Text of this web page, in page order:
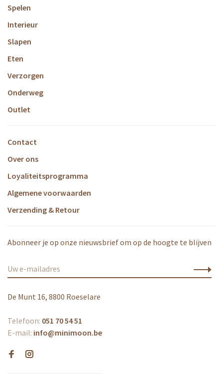
Spelen
Interieur
Slapen
Eten
Verzorgen
Onderweg
Outlet
Contact
Over ons
Loyaliteitsprogramma
Algemene voorwaarden
Verzending & Retour
Abonneer je op onze nieuwsbrief om op de hoogte te blijven
De Munt 16, 8800 Roeselare
Telefoon: 051 70 54 51
E-mail: info@minimoon.be